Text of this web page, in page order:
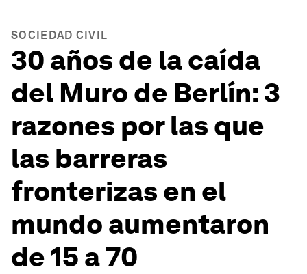
SOCIEDAD CIVIL
30 años de la caída
del Muro de Berlín: 3
razones por las que
las barreras
fronterizas en el
mundo aumentaron
de 15 a 70